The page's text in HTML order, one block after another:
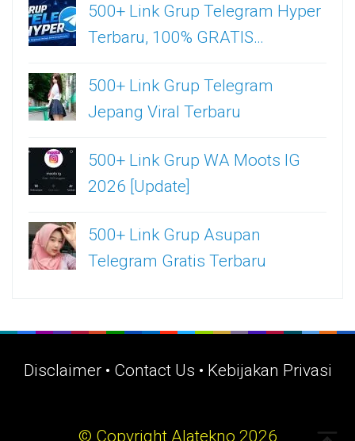
500+ Link Grup Telegram Hyper
Terbaru, 100% GRATIS…
500+ Link Grup Telegram
Jepang Viral Terbaru
500+ Link Grup WA Moots IG
2026 [Update]
500+ Link Grup Asupan
Telegram Gratis Terbaru
Disclaimer• Contact Us • Kebijakan Privasi
© Copyright Alatekno 2026